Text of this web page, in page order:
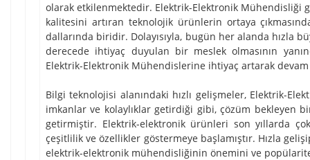
olarak etkilenmektedir. Elektrik-Elektronik Mühendisliği
kalitesini artıran teknolojik ürünlerin ortaya
dallarında biridir. Dolayısıyla, bugün her alanda hızla
derecede ihtiyaç duyulan bir meslek olmasının
Elektrik-Elektronik Mühendislerine ihtiyaç artarak
Bilgi teknolojisi alanındaki hızlı gelişmeler, Elektrik-
imkanlar ve kolaylıklar getirdiği gibi, çözüm bekleyen
getirmiştir. Elektrik-elektronik ürünleri son yıllarda
çeşitlilik ve özellikler göstermeye başlamıştır. Hızla
elektrik-elektronik mühendisliğinin önemini ve